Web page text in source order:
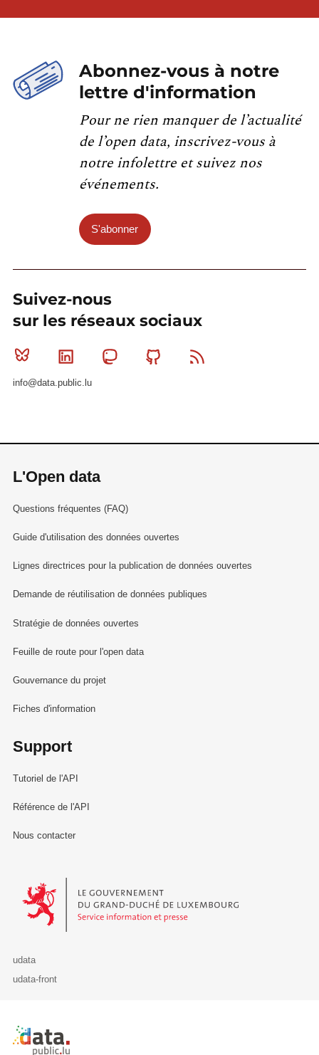
Abonnez-vous à notre
lettre d'information
Pour ne rien manquer de l’actualité
de l’open data, inscrivez-vous à
notre infolettre et suivez nos
événements.
S'abonner
Suivez-nous
sur les réseaux sociaux
Bluesky Linkedin MastodonGithub
info@data.public.lu
L'Open data
Questions fréquentes (FAQ)
Guide d'utilisation des données ouvertes
Lignes directrices pour la publication de données ouvertes
Demande de réutilisation de données publiques
Stratégie de données ouvertes
Feuille de route pour l'open data
Gouvernance du projet
Fiches d'information
Support
Tutoriel de l'API
Référence de l'API
Nous contacter
Le Gouvernement du Grand-Duché de Luxembourg - Service
udata
udata-front
Retour à l'accueil de data.public.lu